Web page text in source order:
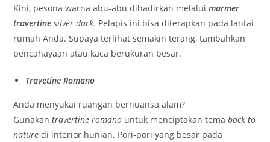
Kini, pesona warna abu-abu dihadirkan melaluimarmer
travertine silver dark. Pelapis ini bisa diterapkan pada lantai
rumah Anda. Supaya terlihat semakin terang, tambahkan
pencahayaan atau kaca berukuran besar.
Travetine Romano
Anda menyukai ruangan bernuansa alam?
Gunakantravertine romano untuk menciptakan temaback to
nature di interior hunian. Pori-pori yang besar pada